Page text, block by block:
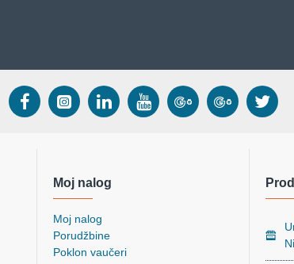
Moj nalog
Moj nalog
Porudžbine
Poklon vaučeri